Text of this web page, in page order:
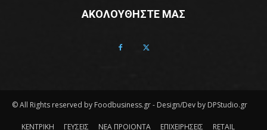
ΑΚΟΛΟΥΘΗΣΤΕ ΜΑΣ
© All Rights reserved by Foodbusiness.gr - Design/Dev by DPStudio.gr
ΚΕΝΤΡΙΚΗ ΓΕΥΣΕΙΣ ΝΕΑ ΠΡΟΙΟΝΤΑ ΕΠΙΧΕΙΡΗΣΕΙΣ RETAIL